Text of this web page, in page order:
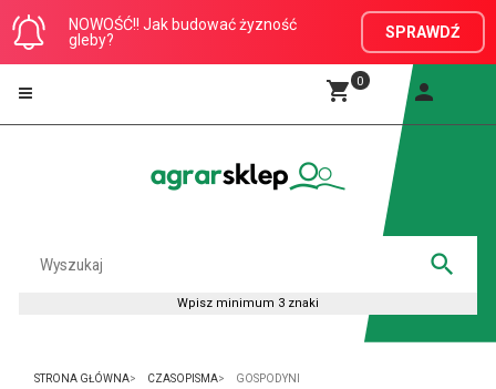
NOWOŚĆ!! Jak budować żyzność
gleby?
SPRAWDŹ
0
STRONA GŁÓWNA CZASOPISMA GOSPODYNI